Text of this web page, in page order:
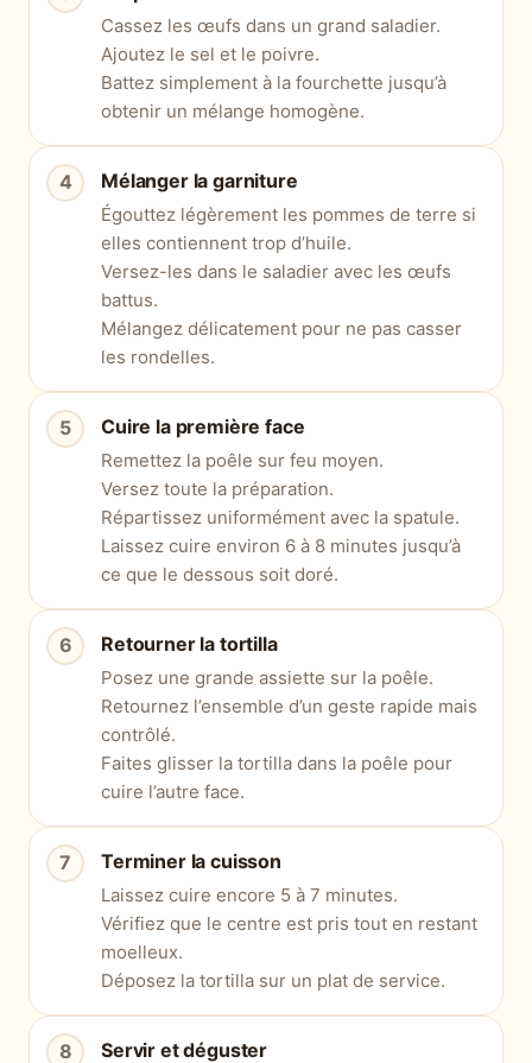
Cassez les œufs dans un grand saladier.
Ajoutez le sel et le poivre.
Battez simplement à la fourchette jusqu’à
obtenir un mélange homogène.
Mélanger la garniture
Égouttez légèrement les pommes de terre si
elles contiennent trop d’huile.
Versez-les dans le saladier avec les œufs
battus.
Mélangez délicatement pour ne pas casser
les rondelles.
Cuire la première face
Remettez la poêle sur feu moyen.
Versez toute la préparation.
Répartissez uniformément avec la spatule.
Laissez cuire environ 6 à 8 minutes jusqu’à
ce que le dessous soit doré.
Retourner la tortilla
Posez une grande assiette sur la poêle.
Retournez l’ensemble d’un geste rapide mais
contrôlé.
Faites glisser la tortilla dans la poêle pour
cuire l’autre face.
Terminer la cuisson
Laissez cuire encore 5 à 7 minutes.
Vérifiez que le centre est pris tout en restant
moelleux.
Déposez la tortilla sur un plat de service.
Servir et déguster